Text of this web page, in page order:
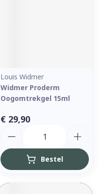
Louis Widmer
Widmer Proderm
Oogomtrekgel 15ml
€ 29,90
Bestel